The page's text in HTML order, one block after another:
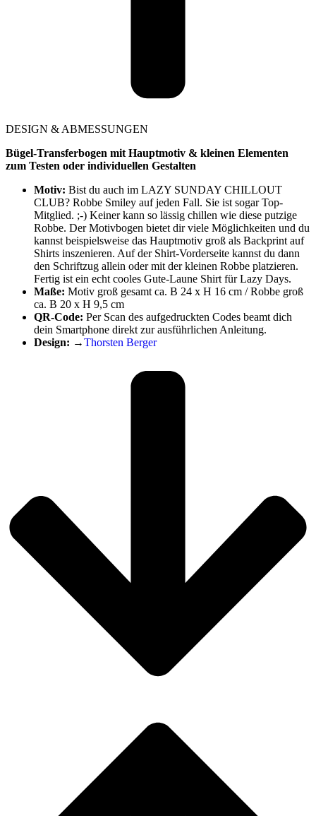
DESIGN & ABMESSUNGEN
Bügel-Transferbogen mit Hauptmotiv & kleinen Elementen
zum Testen oder individuellen Gestalten
Motiv: Bist du auch im LAZY SUNDAY CHILLOUT
CLUB? Robbe Smiley auf jeden Fall. Sie ist sogar Top-
Mitglied. ;-) Keiner kann so lässig chillen wie diese putzige
Robbe. Der Motivbogen bietet dir viele Möglichkeiten und du
kannst beispielsweise das Hauptmotiv groß als Backprint auf
Shirts inszenieren. Auf der Shirt-Vorderseite kannst du dann
den Schriftzug allein oder mit der kleinen Robbe platzieren.
Fertig ist ein echt cooles Gute-Laune Shirt für Lazy Days.
Maße: Motiv groß gesamt ca. B 24 x H 16 cm / Robbe groß
ca. B 20 x H 9,5 cm
QR-Code: Per Scan des aufgedruckten Codes beamt dich
dein Smartphone direkt zur ausführlichen Anleitung.
Design: →Thorsten Berger